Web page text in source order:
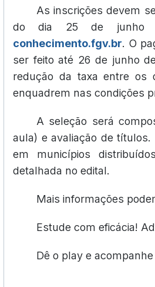
As inscrições devem
do dia 25 de junho
conhecimento.fgv.br. O
ser feito até 26 de junho
redução da taxa entre os
enquadrem nas condições
A seleção será
aula) e avaliação de
em municípios
detalhada no edital.
Mais informações
Estude com eficácia!
Dê o play e